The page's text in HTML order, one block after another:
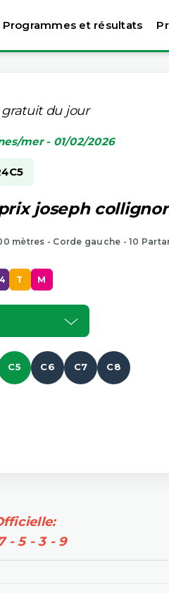
Programmes et résultats
du jour
mer - 01/02/2026
C5
joseph
mètres - Corde gauche - 10
T M
C5 C6 C7 C8
- 5 - 3 - 9